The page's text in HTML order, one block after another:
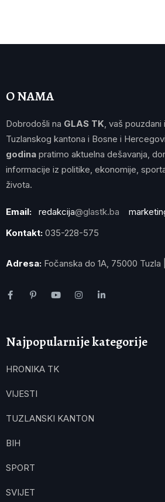
O NAMA
Dobrodošli na GLAS TK , vaš
Tuzlanskog kantona i Bosne i
godina pratimo aktuelna dešavanja,
informacije iz politike, ekonomije,
života.
Email: redakcija@glastk.ba
Kontakt: 035-228-575
Adresa: Fočanska do 1A, 75000
Najpopularnije kategorije
HRONIKA TK
VIJESTI
TUZLANSKI KANTON
BIH
SPORT
SVIJET